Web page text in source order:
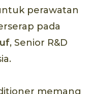
perawatan
pada
, Senior R&D
memang